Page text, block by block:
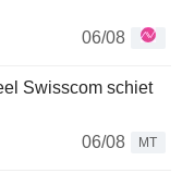
06/08
Swisscom schiet
06/08
MT